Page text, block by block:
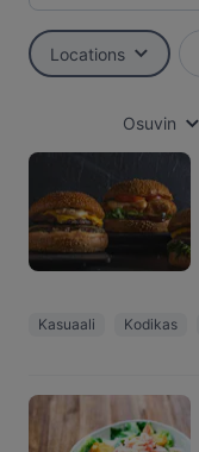
Locations
Osuvin
Kasuaali Kodikas